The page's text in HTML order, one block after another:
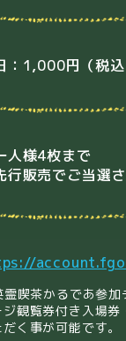
：1,000円（税込
人様4枚まで
行販売でご当選
喫茶かるであ参加
ジ観覧券付き入場
だく事が可能です。